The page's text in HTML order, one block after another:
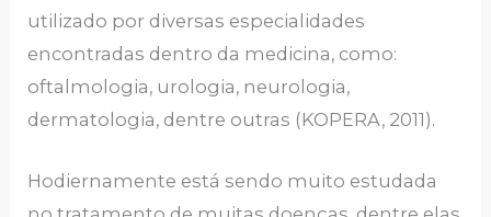
utilizado por diversas especialidades
encontradas dentro da medicina, como:
oftalmologia, urologia, neurologia,
dermatologia, dentre outras (KOPERA, 2011).
Hodiernamente está sendo muito estudada